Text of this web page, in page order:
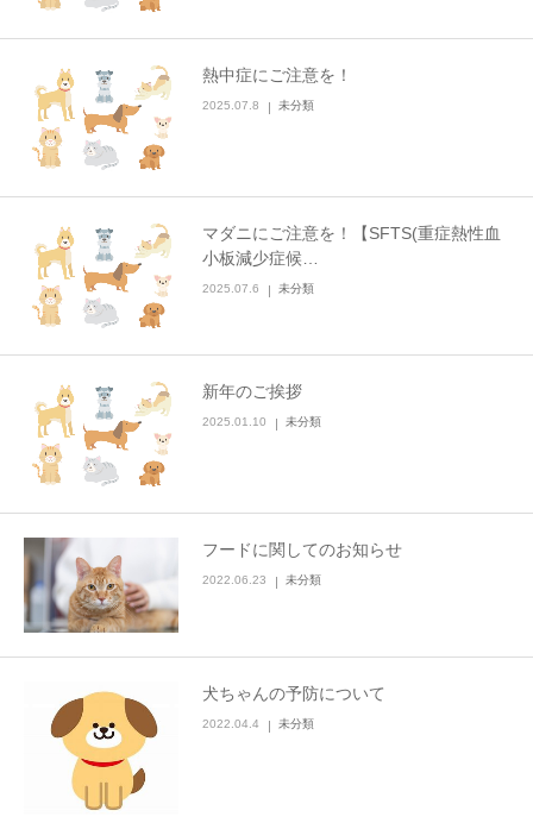
熱中症にご注意を！
2025.07.8 未分類
マダニにご注意を！【SFTS(重症熱性血
小板減少症候…
2025.07.6 未分類
新年のご挨拶
2025.01.10 未分類
フードに関してのお知らせ
2022.06.23 未分類
犬ちゃんの予防について
2022.04.4 未分類